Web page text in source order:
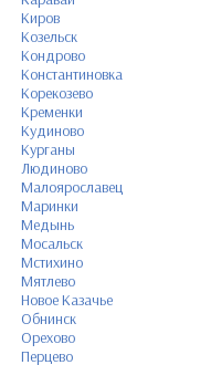
Киров
Козельск
Кондрово
Константиновка
Корекозево
Кременки
Кудиново
Курганы
Людиново
Малоярославец
Маринки
Медынь
Мосальск
Мстихино
Мятлево
Новое Казачье
Обнинск
Орехово
Перцево